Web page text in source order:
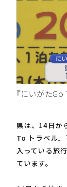
『にいがた
県は、14日か
To トラベル
入っている旅
ています。